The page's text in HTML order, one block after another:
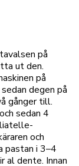
på
ut den.
på
degen på
gånger till.
sedan 4
och
pastan i 3–4
dente. Innan